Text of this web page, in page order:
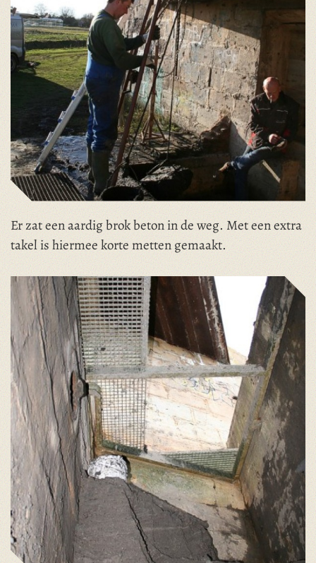
Er zat een aardig brok beton in de weg. Met een extra
takel is hiermee korte metten gemaakt.